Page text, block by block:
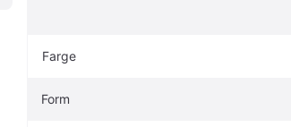
Farge
Form